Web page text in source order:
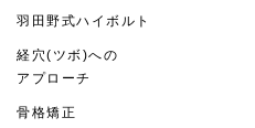
羽田野式ハイボルト
経穴(ツボ)への
アプローチ
骨格矯正